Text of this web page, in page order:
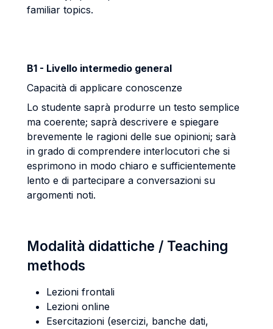
familiar topics.
B1 - Livello intermedio general
Capacità di applicare conoscenze
Lo studente saprà produrre un testo semplice
ma coerente; saprà descrivere e spiegare
brevemente le ragioni delle sue opinioni; sarà
in grado di comprendere interlocutori che si
esprimono in modo chiaro e sufficientemente
lento e di partecipare a conversazioni su
argomenti noti.
Modalità didattiche / Teaching
methods
Lezioni frontali
Lezioni online
Esercitazioni (esercizi, banche dati,